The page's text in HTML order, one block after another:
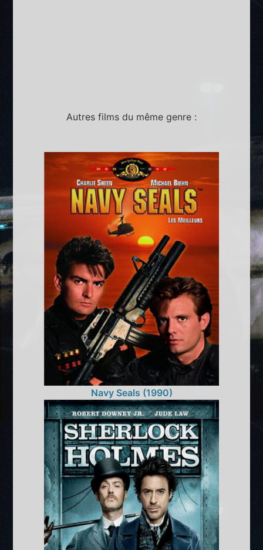
Autres films du même genre :
Navy Seals (1990)